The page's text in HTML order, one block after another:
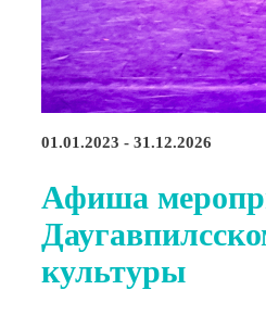
01.01.2023 - 31.12.2026
Афиша
культуры